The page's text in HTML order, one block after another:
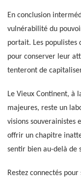
En conclusion
vulnérabilité du
portait. Les
pour conserver leur
tenteront de
Le Vieux Continent, à
majeures, reste un
visions souverainistes
offrir un chapitre
sentir bien au-delà de
Restez connectés